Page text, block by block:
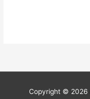
Copyright © 2026